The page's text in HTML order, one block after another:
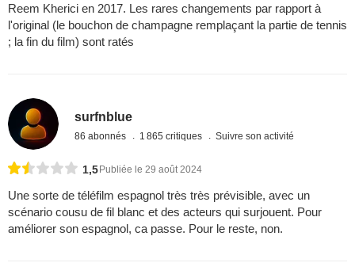
Reem Kherici en 2017. Les rares changements par rapport à
l'original (le bouchon de champagne remplaçant la partie de tennis
; la fin du film) sont ratés
surfnblue
86 abonnés 1 865 critiques Suivre son activité
1,5Publiée le 29 août 2024
Une sorte de téléfilm espagnol très très prévisible, avec un
scénario cousu de fil blanc et des acteurs qui surjouent. Pour
améliorer son espagnol, ca passe. Pour le reste, non.